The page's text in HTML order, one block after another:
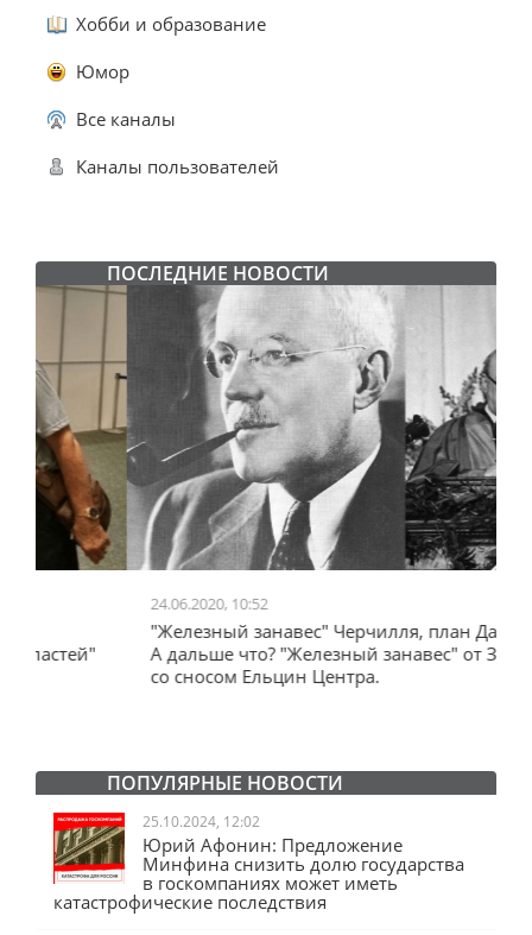
Хобби и образование
Юмор
Все каналы
Каналы пользователей
ПОСЛЕДНИЕ НОВОСТИ
24.06.2020, 10:52
"Железный занавес" Черчилля, план Даллеса.
А дальше что? "Железный занавес" от Запада
со сносом Ельцин Центра.
ПОПУЛЯРНЫЕ НОВОСТИ
25.10.2024, 12:02
Юрий Афонин: Предложение
Минфина снизить долю государства
в госкомпаниях может иметь
катастрофические последствия